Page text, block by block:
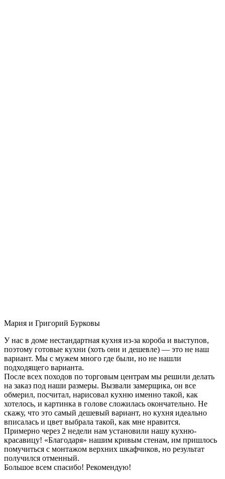
Мария и Григорий Бурковы
У нас в доме нестандартная кухня из-за короба и выступов,
поэтому готовые кухни (хоть они и дешевле) — это не наш
вариант. Мы с мужем много где были, но не нашли
подходящего варианта.
После всех походов по торговым центрам мы решили делать
на заказ под наши размеры. Вызвали замерщика, он все
обмерил, посчитал, нарисовал кухню именно такой, как
хотелось, и картинка в голове сложилась окончательно. Не
скажу, что это самый дешевый вариант, но кухня идеально
вписалась и цвет выбрала такой, как мне нравится.
Примерно через 2 недели нам установили нашу кухню-
красавицу! «Благодаря» нашим кривым стенам, им пришлось
помучиться с монтажом верхних шкафчиков, но результат
получился отменный.
Большое всем спасибо! Рекомендую!